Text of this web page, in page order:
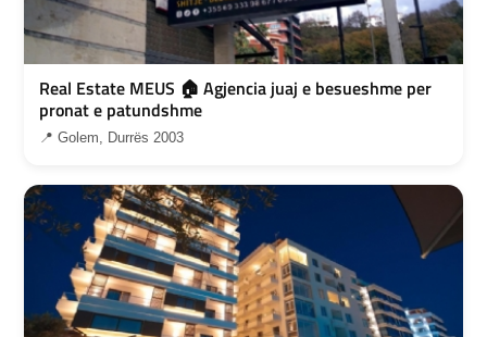
Real Estate MEUS 🏠 Agjencia juaj e besueshme per
pronat e patundshme
📍 Golem, Durrës 2003